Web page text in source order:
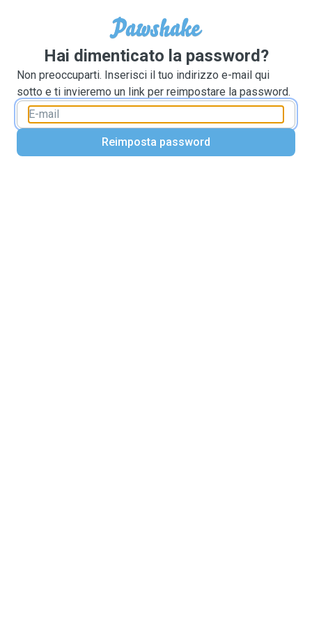
Hai dimenticato la password?
Non preoccuparti. Inserisci il tuo indirizzo e-mail qui
sotto e ti invieremo un link per reimpostare la password.
Reimposta password